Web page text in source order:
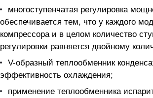
многоступенчатая регулировка
обеспечивается тем, что у каждого
компрессора и в целом количество
регулировки равняется двойному
V-образный теплообменник
эффективность охлаждения;
применение теплообменника